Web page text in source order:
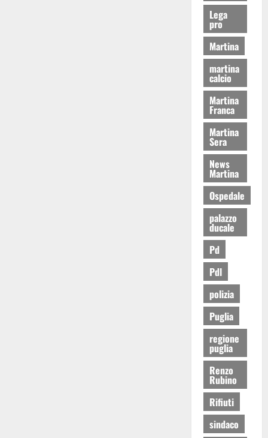
Lega
pro
Martina
martina
calcio
Martina
Franca
Martina
Sera
News
Martina
Ospedale
palazzo
ducale
Pd
Pdl
polizia
Puglia
regione
puglia
Renzo
Rubino
Rifiuti
sindaco